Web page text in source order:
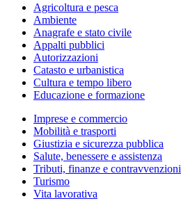
Agricoltura e pesca
Ambiente
Anagrafe e stato civile
Appalti pubblici
Autorizzazioni
Catasto e urbanistica
Cultura e tempo libero
Educazione e formazione
Imprese e commercio
Mobilità e trasporti
Giustizia e sicurezza pubblica
Salute, benessere e assistenza
Tributi, finanze e contravvenzioni
Turismo
Vita lavorativa